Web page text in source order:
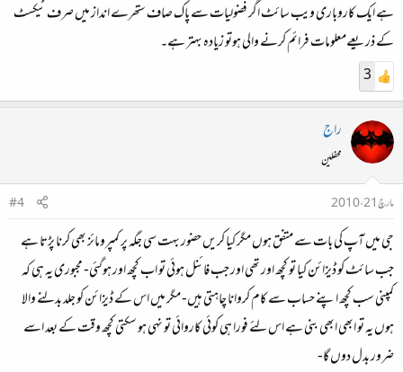
ہے ایک کاروباری ویب سائٹ اگر فضولیات سے پاک صاف ستھرے انداز میں صرف ٹیکسٹ
کے ذریعےمعلومات فرائم کرنے والی ہوتو زیادہ بہتر ہے۔
3
راج
محفلین
مارچ 21، 2010
#4
جی میں آپ کی بات سے متفق ہوں مگر کیا کریں حضور بہت سی جگہ پر کمپرومائز بھی کرنا پڑتا ہے
جب سائٹ کو ڈیزائن کیا تو کچھ اور تھی اور جب فائنل ہوئی تو اب کچھ اور ہوگئی- مجبوری یہ ہی کہ
کمپنی سب کچھ اپنے حساب سے کام کروانا چاہتی ہیں- مگر میں اس کے ڈیزائن کو جلد بدلنے والا
ہوں یہ تو ابھی ابھی بنی ہے اس لئے فورا ہی کوئی کاروائی تو نہی ہو سکتی کچھ وقت کے بعد اسے
ضرور بدل دوں گا-